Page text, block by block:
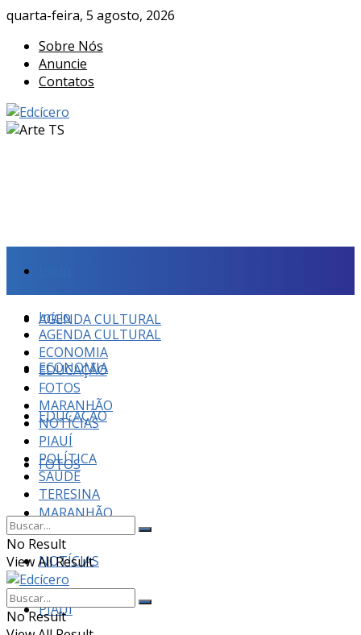
quarta-feira, 5 agosto, 2026
Sobre Nós
Anuncie
Contatos
AGENDA CULTURAL
ECONOMIA
EDUCAÇÃO
FOTOS
MARANHÃO
NOTÍCIAS
PIAUÍ
Início
AGENDA CULTURAL
ECONOMIA
EDUCAÇÃO
FOTOS
MARANHÃO
NOTÍCIAS
PIAUÍ
POLÍTICA
SAÚDE
TERESINA
No Result
View All Result
No Result